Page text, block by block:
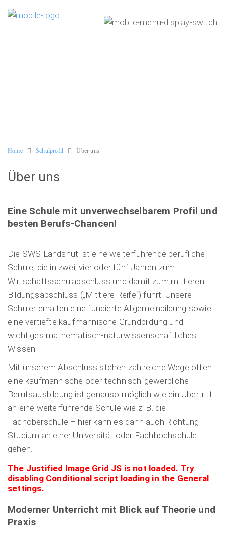
Home Schulprofil Über uns
Über uns
Eine Schule mit unverwechselbarem Profil und
besten Berufs-Chancen!
Die SWS Landshut ist eine weiterführende berufliche
Schule, die in zwei, vier oder fünf Jahren zum
Wirtschaftsschulabschluss und damit zum mittleren
Bildungsabschluss („Mittlere Reife“) führt. Unsere
Schüler erhalten eine fundierte Allgemeinbildung sowie
eine vertiefte kaufmännische Grundbildung und
wichtiges mathematisch-naturwissenschaftliches
Wissen.
Mit unserem Abschluss stehen zahlreiche Wege offen:
eine kaufmännische oder technisch-gewerbliche
Berufsausbildung ist genauso möglich wie ein Übertritt
an eine weiterführende Schule wie z. B. die
Fachoberschule – hier kann es dann auch Richtung
Studium an einer Universität oder Fachhochschule
gehen.
The Justified Image Grid JS is not loaded. Try
disabling Conditional script loading in the General
settings.
Moderner Unterricht mit Blick auf Theorie und
Praxis